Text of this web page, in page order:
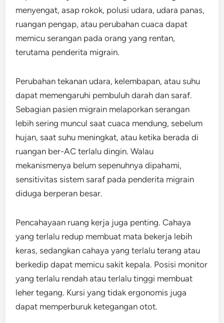
menyengat, asap rokok, polusi udara, udara panas,
ruangan pengap, atau perubahan cuaca dapat
memicu serangan pada orang yang rentan,
terutama penderita migrain.
Perubahan tekanan udara, kelembapan, atau suhu
dapat memengaruhi pembuluh darah dan saraf.
Sebagian pasien migrain melaporkan serangan
lebih sering muncul saat cuaca mendung, sebelum
hujan, saat suhu meningkat, atau ketika berada di
ruangan ber-AC terlalu dingin. Walau
mekanismenya belum sepenuhnya dipahami,
sensitivitas sistem saraf pada penderita migrain
diduga berperan besar.
Pencahayaan ruang kerja juga penting. Cahaya
yang terlalu redup membuat mata bekerja lebih
keras, sedangkan cahaya yang terlalu terang atau
berkedip dapat memicu sakit kepala. Posisi monitor
yang terlalu rendah atau terlalu tinggi membuat
leher tegang. Kursi yang tidak ergonomis juga
dapat memperburuk ketegangan otot.